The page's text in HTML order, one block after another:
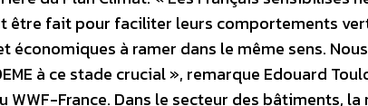
être fait pour faciliter leurs comportements
économiques à ramer dans le même sens.
à ce stade crucial », remarque Edouard
WWF-France. Dans le secteur des bâtiments,